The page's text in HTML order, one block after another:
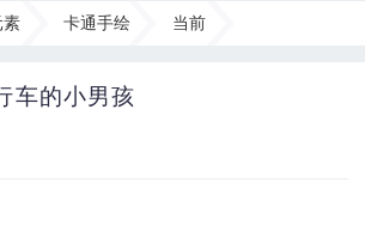
素 卡通手绘 当前
车的小男孩